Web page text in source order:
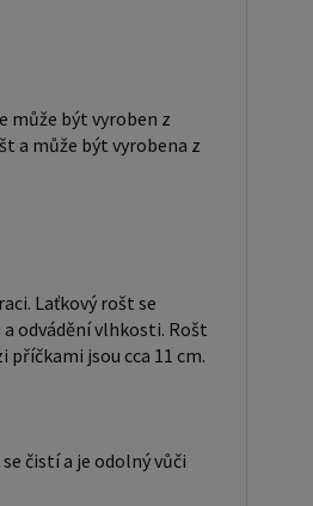
cenovou nabídku
zakliknete " MÁME
" a zadáte
Vám bude povolen
může být vyroben z
a může být vyrobena z
Laťkový rošt se
odvádění vlhkosti. Rošt
jsou cca 11 cm.
čistí a je odolný vůči